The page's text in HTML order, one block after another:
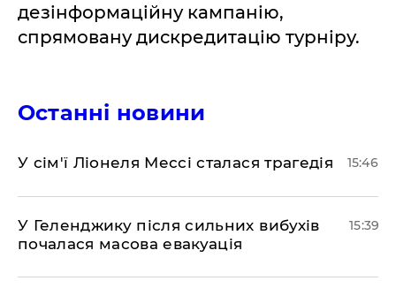
дезінформаційну кампанію,
спрямовану дискредитацію турніру.
Останні новини
У сім'ї Ліонеля Мессі сталася трагедія 15:46
У Геленджику після сильних вибухів
почалася масова евакуація
15:39